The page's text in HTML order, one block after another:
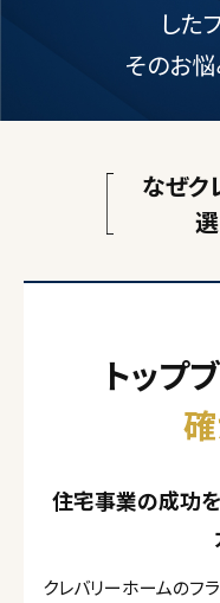
した
そのお
なぜク
トップ
住宅事業の成功
クレバリーホームのフ